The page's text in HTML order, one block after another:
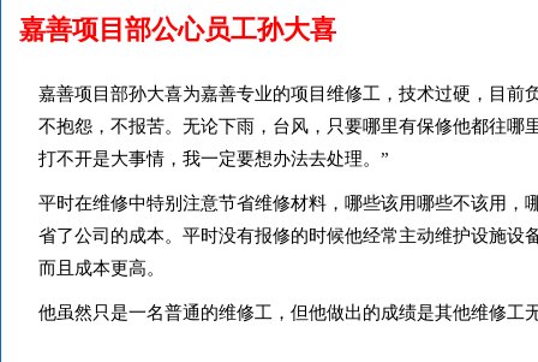
嘉善项目部公心员工孙大喜
嘉善项目部孙大喜为嘉善专业的项目维修工，技术过硬，目
不抱怨，不报苦。 无论下雨，台风，只要哪里有保修他都往哪
打不开是大事情，我一定要想办法去处理。”
平时在维修中特别注意节省维修材料，哪些该用哪些不该用
省了公司的成本。平时没有报修的时候他经常主动维护设施
而且成本更高。
他虽然只是一名普通的维修工，但他做出的成绩是其他维修